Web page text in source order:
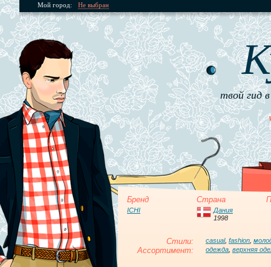
Мой город: Не выбран
твой гид
Бренд Страна
ICHI
Дания
1998
Стили: casual, fashion
Ассортимент: одежда верхняя